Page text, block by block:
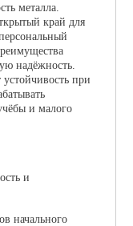
металла.
край для
надёжность.
устойчивость при
и малого
и
начального